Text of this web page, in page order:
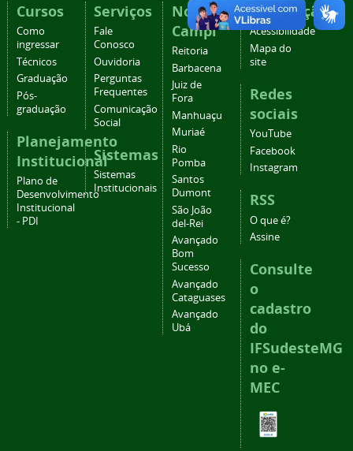
Cursos
Como
ingressar
Técnicos
Graduação
Pós-
graduação
Planejamento
Institucional
Plano de
Desenvolvimento
Institucional
- PDI
Serviços
Fale
Conosco
Ouvidoria
Perguntas
Frequentes
Comunicação
Social
Sistemas
Sistemas
Institucionais
Nossos
Campi
Reitoria
Barbacena
Juiz de
Fora
Manhuaçu
Muriaé
Rio
Pomba
Santos
Dumont
São João
del-Rei
Avançado
Bom
Sucesso
Avançado
Cataguases
Avançado
Ubá
Navegação
Acessibilidade
Mapa do
site
Redes
sociais
YouTube
Facebook
Instagram
RSS
O que é?
Assine
Consulte
o
cadastro
do
IFSudesteMG
no e-
MEC